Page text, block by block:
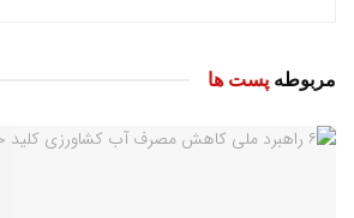
مربوطه پست ها